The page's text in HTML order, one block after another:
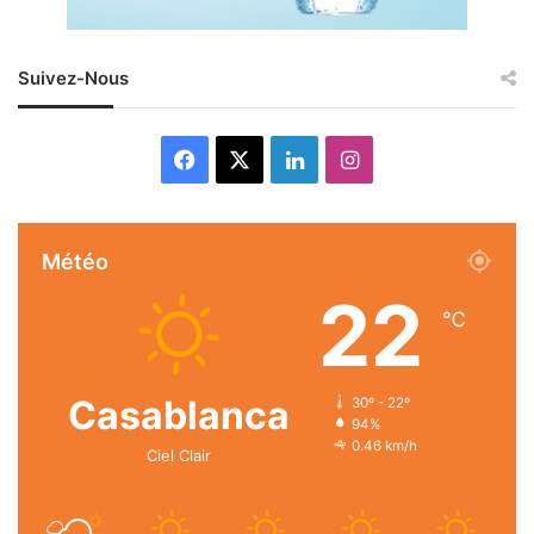
Suivez-Nous
Facebook LinkedinInstagram
Météo
Casablanca
Ciel Clair
22 ℃
30º - 22º
94%
0.46 km/h